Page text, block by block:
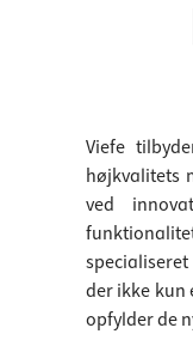
Viefe
højkvalitets
ved
der ikke kun
opfylder de